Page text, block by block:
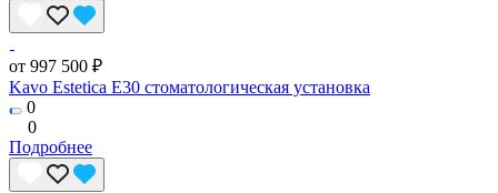
от 997 500 ₽
Kavo Estetica E30 стоматологическая установка
0
0
Подробнее